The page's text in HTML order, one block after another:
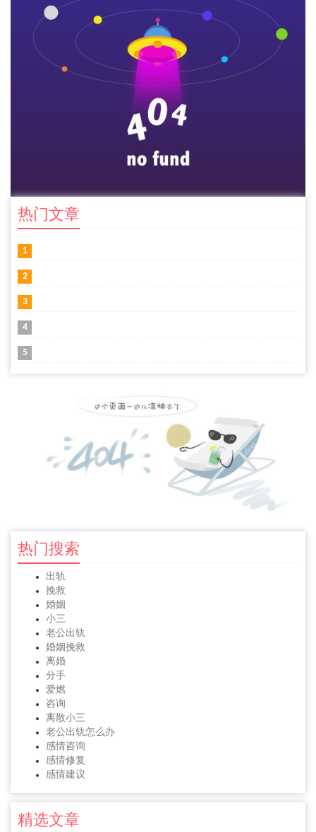
热门文章
1
2
3
4
5
热门搜索
出轨
挽救
婚姻
小三
老公出轨
婚姻挽救
离婚
分手
爱燃
咨询
离散小三
老公出轨怎么办
感情咨询
感情修复
感情建议
精选文章